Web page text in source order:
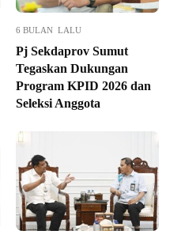
6 BULAN LALU
Pj Sekdaprov Sumut
Tegaskan Dukungan
Program KPID 2026 dan
Seleksi Anggota